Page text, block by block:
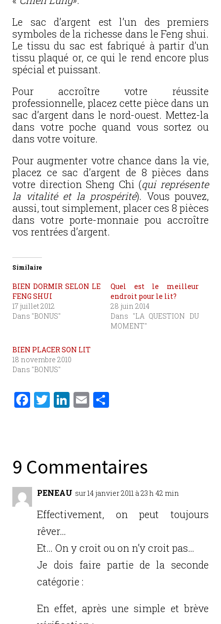
Le sac d’argent est l’un des premiers
symboles de la richesse dans le Feng shui.
Le tissu du sac est fabriqué à partir d’un
tissu plaqué or, ce qui le rend encore plus
spécial et puissant.
Pour accroître votre réussite
professionnelle, placez cette pièce dans un
sac d’argent dans le nord-ouest. Mettez-la
dans votre poche quand vous sortez ou
dans votre voiture.
Pour augmenter votre chance dans la vie,
placez ce sac d’argent de 8 pièces dans
votre direction Sheng Chi (qui représente
la vitalité et la prospérité). Vous pouvez,
aussi, tout simplement, placer ces 8 pièces
dans votre porte-monnaie pou accroître
vos rentrées d’argent.
Similaire
BIEN DORMIR SELON LE
FENG SHUI
17 juillet 2012
Dans "BONUS"
Quel est le meilleur
endroit pour le lit?
28 juin 2014
Dans "LA QUESTION DU
MOMENT"
BIEN PLACER SON LIT
18 novembre 2010
Dans "BONUS"
F
b
o
o
k
T
r
Li
dI
n
E
er
9 Commentaires
PENEAU sur 14 janvier 2011 à 23 h 42 min
Effectivement, on peut toujours
rêver…
Et… On y croit ou on n’y croit pas…
Je dois faire partie de la seconde
catégorie :
En effet, après une simple et brève